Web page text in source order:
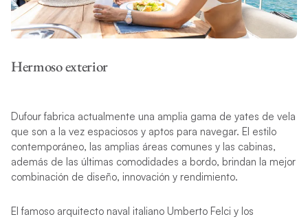
Hermoso exterior
Dufour fabrica actualmente una amplia gama de yates de vela
que son a la vez espaciosos y aptos para navegar. El estilo
contemporáneo, las amplias áreas comunes y las cabinas,
además de las últimas comodidades a bordo, brindan la mejor
combinación de diseño, innovación y rendimiento.
El famoso arquitecto naval italiano Umberto Felci y los